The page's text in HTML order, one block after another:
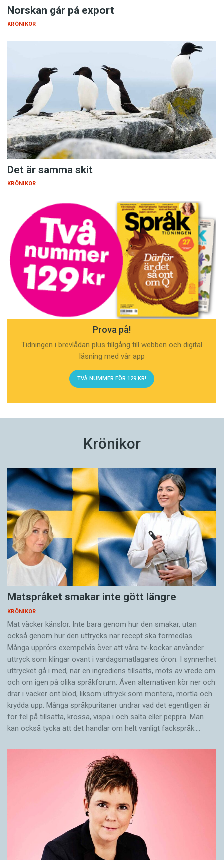
Norskan går på export
KRÖNIKOR
Det är samma skit
KRÖNIKOR
Prova på!
Tidningen i brevlådan plus tillgång till webben och digital
läsning med vår app
TVÅ NUMMER FÖR 129 KR!
Krönikor
Matspråket smakar inte gött längre
KRÖNIKOR
Mat väcker känslor. Inte bara genom hur den smakar, utan
också genom hur den uttrycks när recept ska förmedlas.
Många upprörs exempelvis över att våra tv-kockar använder
uttryck som klingar ovant i vardagsmatlagares öron. I synnerhet
uttrycket gå i med, när en ingrediens tillsätts, möts av vrede om
och om igen på olika språkforum. Även alternativen kör ner och
drar i väcker ont blod, liksom uttryck som montera, mortla och
krydda upp. Många språkpuritaner undrar vad det egentligen är
för fel på tillsätta, krossa, vispa i och salta eller peppra. Man
kan också tycka att det handlar om helt vanligt fackspråk.…